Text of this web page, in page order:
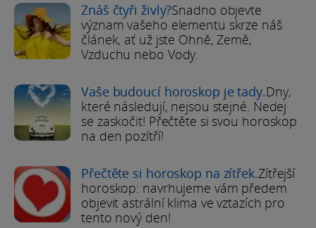
Znáš čtyři živly?Snadno objevte
význam vašeho elementu skrze náš
článek, ať už jste Ohně, Země,
Vzduchu nebo Vody.
Vaše budoucí horoskop je tady.Dny,
které následují, nejsou stejné. Nedej
se zaskočit! Přečtěte si svou horoskop
na den pozítří!
Přečtěte si horoskop na zítřek.Zítřejší
horoskop: navrhujeme vám předem
objevit astrální klima ve vztazích pro
tento nový den!